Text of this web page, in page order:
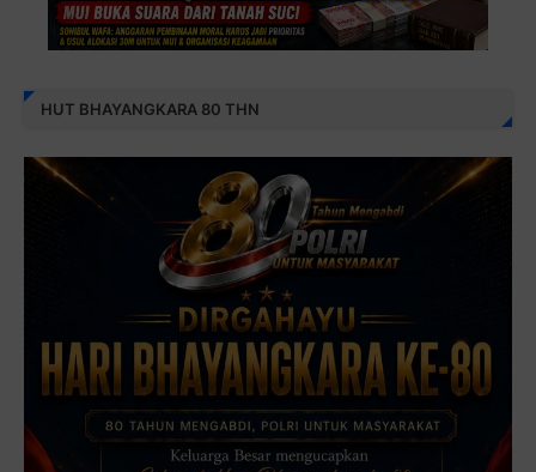
HUT BHAYANGKARA 80 THN